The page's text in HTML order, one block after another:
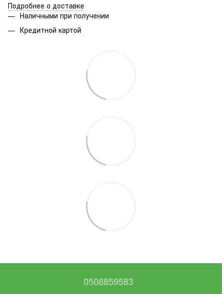
Подробнее о доставке
Наличными при получении
Кредитной картой
0508859583